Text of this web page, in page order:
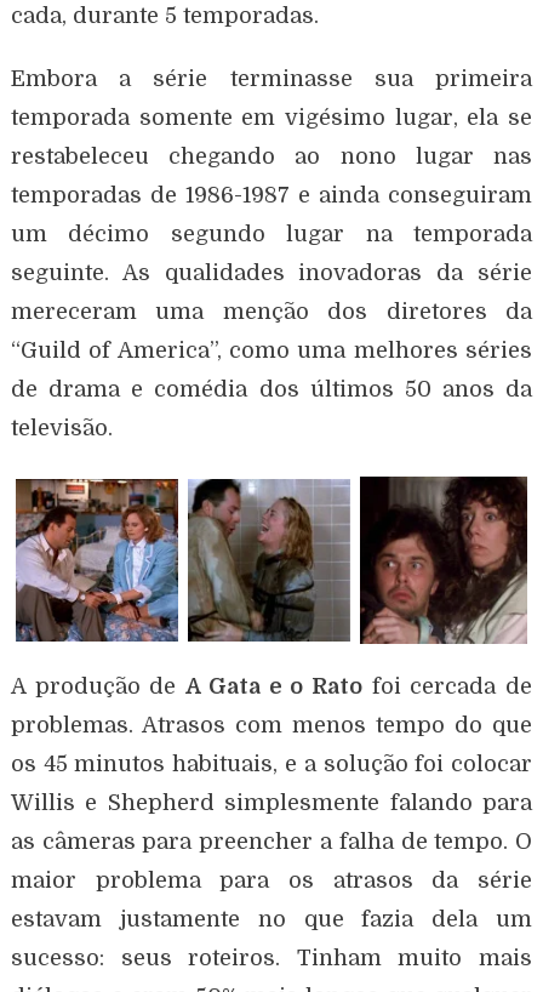
cada, durante 5 temporadas.
Embora a série terminasse sua primeira
temporada somente em vigésimo lugar, ela se
restabeleceu chegando ao nono lugar nas
temporadas de 1986-1987 e ainda conseguiram
um décimo segundo lugar na temporada
seguinte. As qualidades inovadoras da série
mereceram uma menção dos diretores da
“Guild of America”, como uma melhores séries
de drama e comédia dos últimos 50 anos da
televisão.
A produção deA Gata e o Ratofoi cercada de
problemas. Atrasos com menos tempo do que
os 45 minutos habituais, e a solução foi colocar
Willis e Shepherd simplesmente falando para
as câmeras para preencher a falha de tempo. O
maior problema para os atrasos da série
estavam justamente no que fazia dela um
sucesso: seus roteiros. Tinham muito mais